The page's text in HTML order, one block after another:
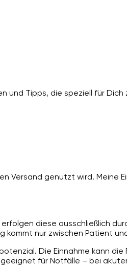
und Tipps, die speziell für
Versand genutzt wird. Meine
diese ausschließlich
kommt nur zwischen Patient
Die Einnahme kann
für Notfälle – bei